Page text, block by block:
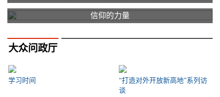
信仰的力量
大众问政厅
学习时间
“打造对外开放新高地”系列访
谈